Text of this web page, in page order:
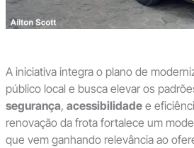
A iniciativa integra o plano de
público local e busca elevar os
segurança, acessibilidadee
renovação da frota fortalece um
que vem ganhando relevância ao